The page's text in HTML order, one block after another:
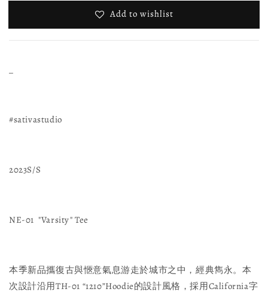
Add to wishlist
#sativastudio
2023S/S
NE-01 "Varsity" Tee
本季新品攜復古與愜意氣息游走於城市之中，經典雋永。本
次設計沿用TH-01 “1210”Hoodie的設計風格，採用California字